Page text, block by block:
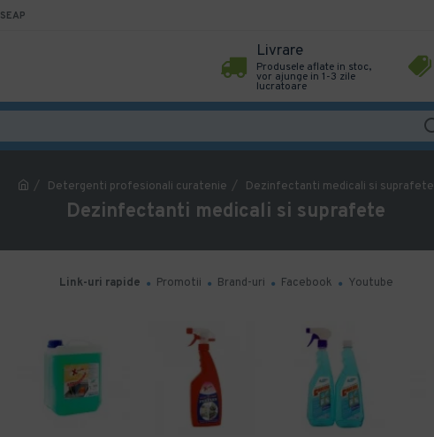
Livrare
Produsele aflate in stoc,
vor ajunge in 1-3 zile
lucratoare
Detergenti profesionali curatenie Dezinfectanti medicali si suprafete
Dezinfectanti medicali si suprafete
Link-uri rapide Promotii Brand-uri Facebook Youtube